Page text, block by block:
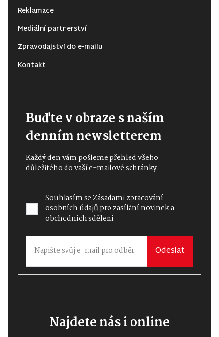
Reklamace
Mediální partnerství
Zpravodajství do e-mailu
Kontakt
Buďte v obraze s naším
denním newsletterem
Každý den vám pošleme přehled všeho
důležitého do vaší e-mailové schránky.
Souhlasím seZásadami zpracování
osobních údajůpro zasílání novinek a
obchodních sdělení
Odeslat
Najdete nás i online